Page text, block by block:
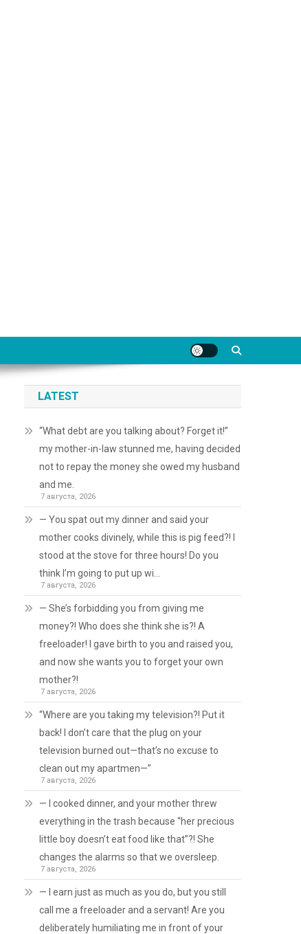
LATEST
“What debt are you talking about? Forget it!”
my mother-in-law stunned me, having decided
not to repay the money she owed my husband
and me.
7 августа, 2026
— You spat out my dinner and said your
mother cooks divinely, while this is pig feed?! I
stood at the stove for three hours! Do you
think I’m going to put up wi…
7 августа, 2026
— She’s forbidding you from giving me
money?! Who does she think she is?! A
freeloader! I gave birth to you and raised you,
and now she wants you to forget your own
mother?!
7 августа, 2026
“Where are you taking my television?! Put it
back! I don’t care that the plug on your
television burned out—that’s no excuse to
clean out my apartmen—”
7 августа, 2026
— I cooked dinner, and your mother threw
everything in the trash because “her precious
little boy doesn’t eat food like that”?! She
changes the alarms so that we oversleep.
7 августа, 2026
— I earn just as much as you do, but you still
call me a freeloader and a servant! Are you
deliberately humiliating me in front of your